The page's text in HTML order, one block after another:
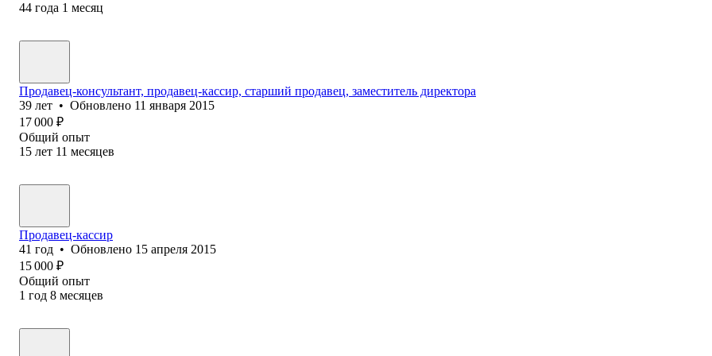
44 года 1 месяц
Продавец-консультант, продавец-кассир, старший продавец, заместитель директора
39 лет • Обновлено 11 января 2015
17 000 ₽
Общий опыт
15 лет 11 месяцев
Продавец-кассир
41 год • Обновлено 15 апреля 2015
15 000 ₽
Общий опыт
1 год 8 месяцев